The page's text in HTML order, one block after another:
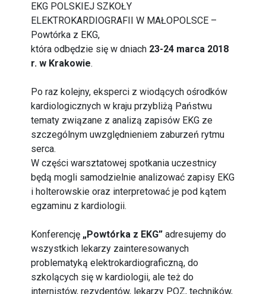
EKG POLSKIEJ SZKOŁY
ELEKTROKARDIOGRAFII W MAŁOPOLSCE –
Powtórka z EKG,
która odbędzie się w dniach 23-24 marca 2018
r. w Krakowie.
Po raz kolejny, eksperci z wiodących ośrodków
kardiologicznych w kraju przybliżą Państwu
tematy związane z analizą zapisów EKG ze
szczególnym uwzględnieniem zaburzeń rytmu
serca.
W części warsztatowej spotkania uczestnicy
będą mogli samodzielnie analizować zapisy EKG
i holterowskie oraz interpretować je pod kątem
egzaminu z kardiologii.
Konferencję „Powtórka z EKG” adresujemy do
wszystkich lekarzy zainteresowanych
problematyką elektrokardiograficzną, do
szkolących się w kardiologii, ale też do
internistów, rezydentów, lekarzy POZ, techników,